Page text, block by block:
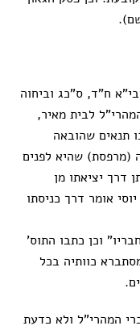
ח”ד, ס”כג וביחוה
לבית מאיר,
תנאים שהובאה
(מרפסת) שהיא לפנים
דרך יציאתו מן
אומר דרך כניסתו
וכן כתבו התוס’
כוותיה בכל
המהרי”ל ולא כדעת